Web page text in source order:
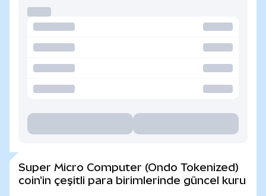
Super Micro Computer (Ondo Tokenized)
coin'in çeşitli para birimlerinde güncel kuru